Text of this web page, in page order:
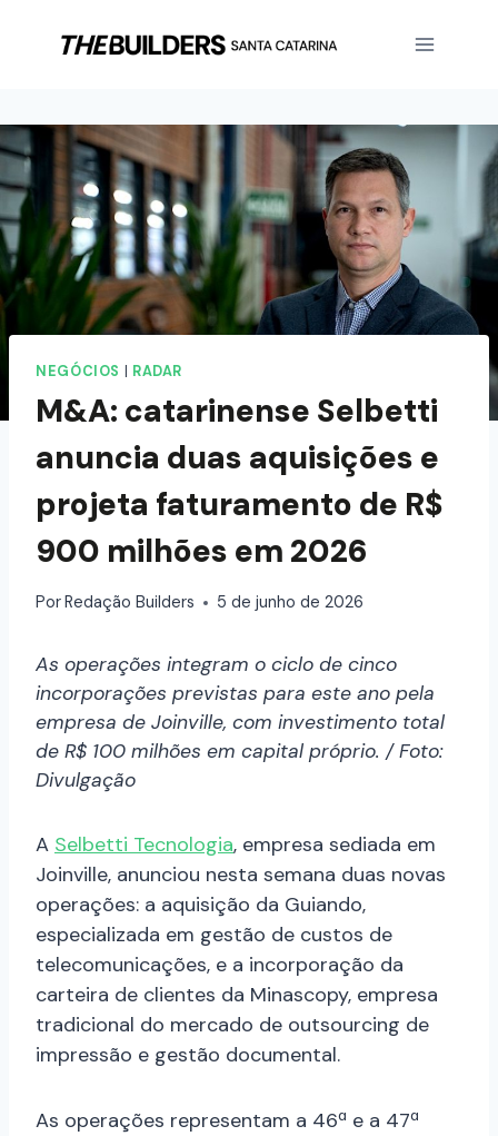
NEGÓCIOS RADAR
M&A: catarinense Selbetti
anuncia duas aquisições e
projeta faturamento de R$
900 milhões em 2026
PorRedação Builders 5 de junho de 2026
As operações integram o ciclo de cinco
incorporações previstas para este ano pela
empresa de Joinville, com investimento total
de R$ 100 milhões em capital próprio. / Foto:
Divulgação
A Selbetti Tecnologia, empresa sediada em
Joinville, anunciou nesta semana duas novas
operações: a aquisição da Guiando,
especializada em gestão de custos de
telecomunicações, e a incorporação da
carteira de clientes da Minascopy, empresa
tradicional do mercado de outsourcing de
impressão e gestão documental.
As operações representam a 46ª e a 47ª